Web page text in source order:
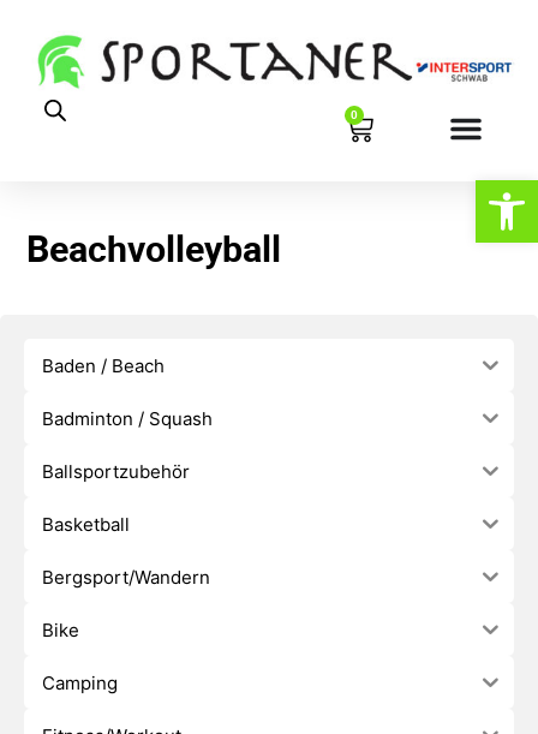
0
Beachvolleyball
Baden / Beach
Badminton / Squash
Ballsportzubehör
Basketball
Bergsport/Wandern
Bike
Camping